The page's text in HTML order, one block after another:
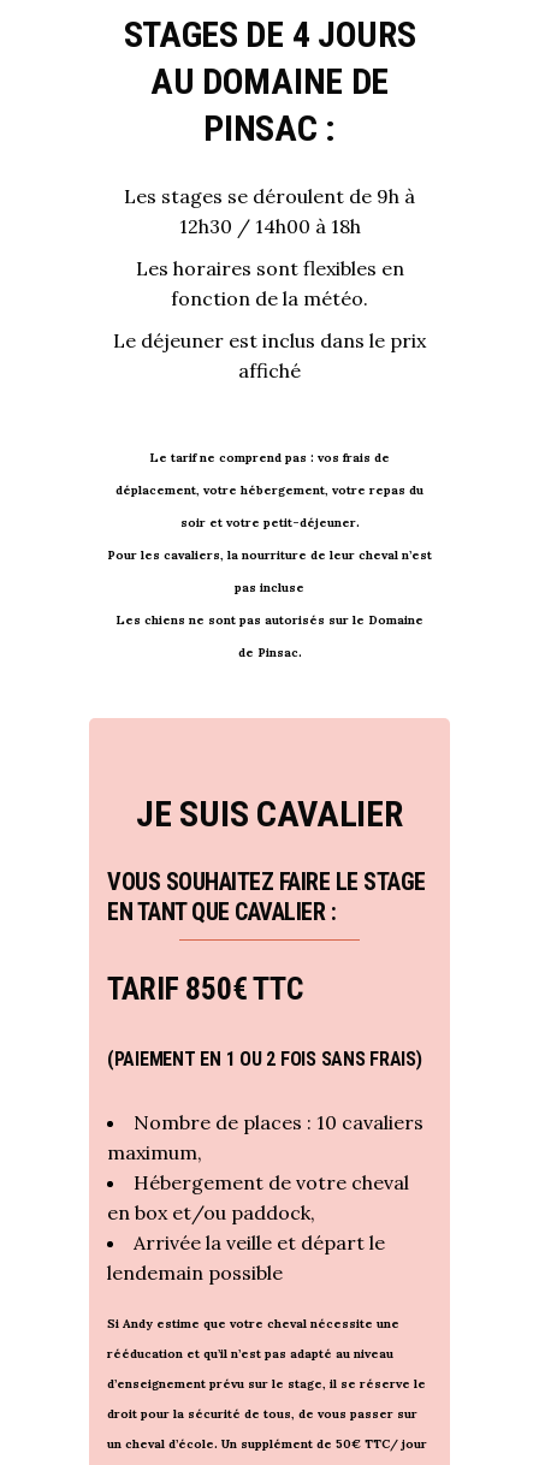
STAGES DE 4 JOURS
AU DOMAINE DE
PINSAC :
Les stages se déroulent de 9h à
12h30 / 14h00 à 18h
Les horaires sont flexibles en
fonction de la météo.
Le déjeuner est inclus dans le prix
affiché
Le tarif ne comprend pas : vos frais de
déplacement, votre hébergement, votre repas du
soir et votre petit-déjeuner.
Pour les cavaliers, la nourriture de leur cheval n’est
pas incluse
Les chiens ne sont pas autorisés sur le Domaine
de Pinsac.
JE SUIS CAVALIER
VOUS SOUHAITEZ FAIRE LE STAGE
EN TANT QUE CAVALIER :
TARIF 850€ TTC
(PAIEMENT EN 1 OU 2 FOIS SANS FRAIS)
Nombre de places : 10 cavaliers
maximum,
Hébergement de votre cheval
en box et/ou paddock,
Arrivée la veille et départ le
lendemain possible
Si Andy estime que votre cheval nécessite une
rééducation et qu’il n’est pas adapté au niveau
d’enseignement prévu sur le stage, il se réserve le
droit pour la sécurité de tous, de vous passer sur
un cheval d’école. Un supplément de 50€ TTC/ jour